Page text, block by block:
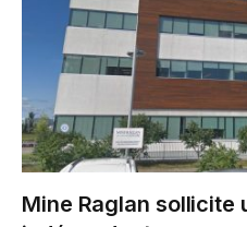
Mine Raglan sollicite